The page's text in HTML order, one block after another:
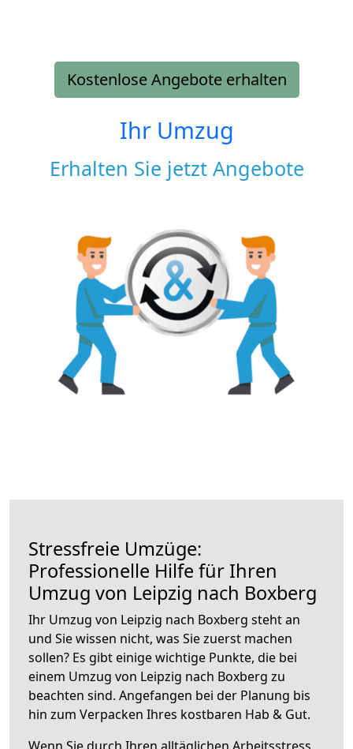
Kostenlose Angebote erhalten
Ihr Umzug
Erhalten Sie jetzt Angebote
Stressfreie Umzüge:
Professionelle Hilfe für Ihren
Umzug von Leipzig nach Boxberg
Ihr Umzug von Leipzig nach Boxberg steht an
und Sie wissen nicht, was Sie zuerst machen
sollen? Es gibt einige wichtige Punkte, die bei
einem Umzug von Leipzig nach Boxberg zu
beachten sind. Angefangen bei der Planung bis
hin zum Verpacken Ihres kostbaren Hab & Gut.